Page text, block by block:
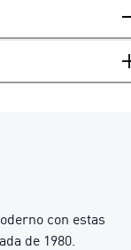
con estas
de 1980.